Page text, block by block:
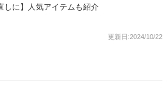
しに】人気アイテムも紹介
更新日:2024/10/22